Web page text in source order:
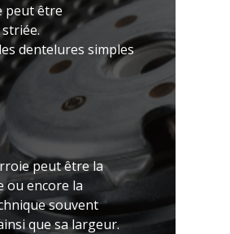
peut être
dentelures simples
peut être la
ou encore la
souvent
que sa largeur.